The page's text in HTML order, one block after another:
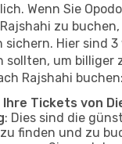
Wenn Sie
zu
sichern. Hier sind
sollten, um billiger
Rajshahi buchen:
Ihre Tickets von
: Dies sind die
finden und zu